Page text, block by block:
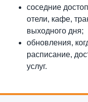
соседние
отели, кафе,
выходного дня;
обновления,
расписание,
услуг.